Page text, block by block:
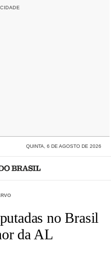
QUINTA, 6 DE AGOSTO DE 2026
no Brasil
da AL